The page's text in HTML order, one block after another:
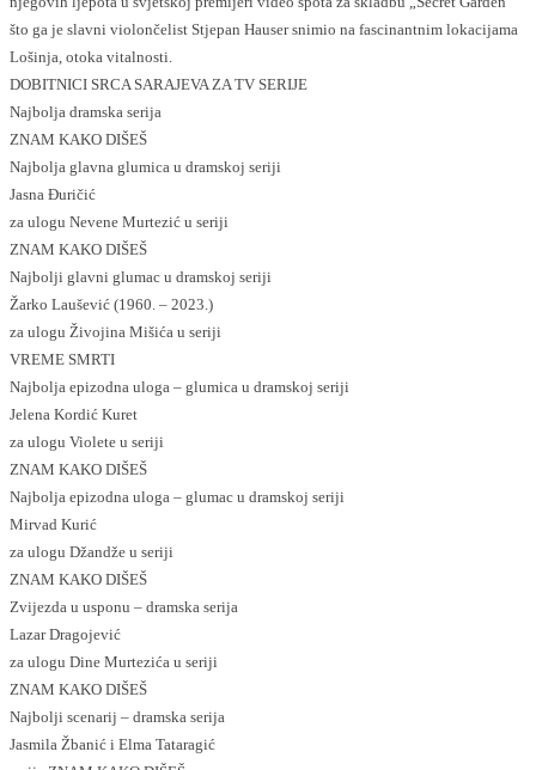
što ga je slavni violončelist Stjepan Hauser snimio na fascinantnim lokacijama
Lošinja, otoka vitalnosti.
DOBITNICI SRCA SARAJEVA ZA TV SERIJE
Najbolja dramska serija
ZNAM KAKO DIŠEŠ
Najbolja glavna glumica u dramskoj seriji
Jasna Đuričić
za ulogu Nevene Murtezić u seriji
ZNAM KAKO DIŠEŠ
Najbolji glavni glumac u dramskoj seriji
Žarko Laušević (1960. – 2023.)
za ulogu Živojina Mišića u seriji
VREME SMRTI
Najbolja epizodna uloga – glumica u dramskoj seriji
Jelena Kordić Kuret
za ulogu Violete u seriji
ZNAM KAKO DIŠEŠ
Najbolja epizodna uloga – glumac u dramskoj seriji
Mirvad Kurić
za ulogu Džandže u seriji
ZNAM KAKO DIŠEŠ
Zvijezda u usponu – dramska serija
Lazar Dragojević
za ulogu Dine Murtezića u seriji
ZNAM KAKO DIŠEŠ
Najbolji scenarij – dramska serija
Jasmila Žbanić i Elma Tataragić